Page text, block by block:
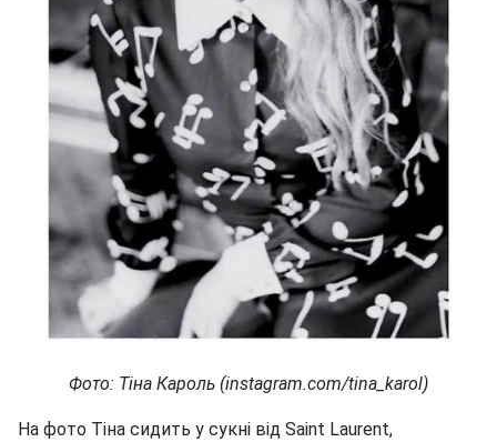
Фото: Тіна Кароль (instagram.com/tina_karol)
На фото Тіна сидить у сукні від Saint Laurent,